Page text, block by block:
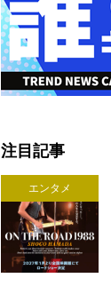
注目記事
エンタメ